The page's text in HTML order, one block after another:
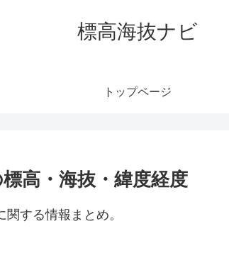
標高海抜ナビ
トップページ
高・海抜・緯度経度
する情報まとめ。